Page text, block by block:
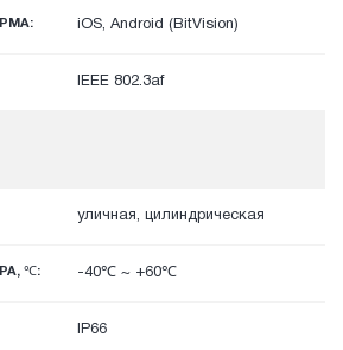
iOS, Android (BitVision)
IEEE 802.3af
уличная, цилиндрическая
℃: -40℃ ~ +60℃
IP66